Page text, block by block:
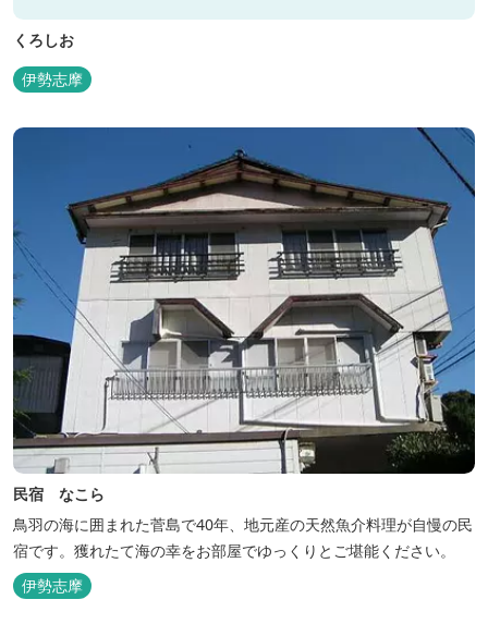
くろしお
伊勢志摩
民宿 なこら
鳥羽の海に囲まれた菅島で40年、地元産の天然魚介料理が自慢の民
宿です。獲れたて海の幸をお部屋でゆっくりとご堪能ください。
伊勢志摩